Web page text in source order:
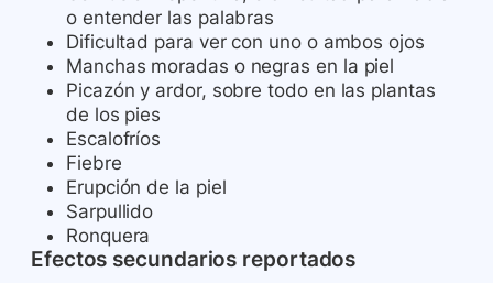
o entender las palabras
Dificultad para ver con uno o ambos ojos
Manchas moradas o negras en la piel
Picazón y ardor, sobre todo en las plantas
de los pies
Escalofríos
Fiebre
Erupción de la piel
Sarpullido
Ronquera
Efectos secundarios reportados